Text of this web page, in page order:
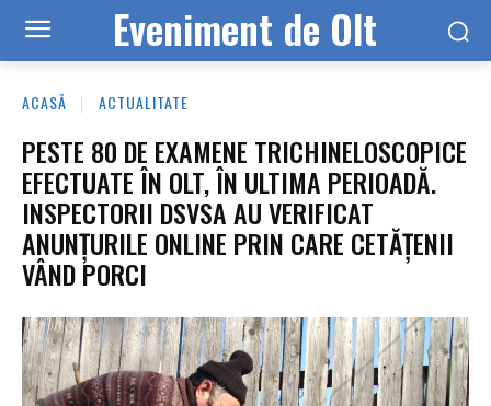
Eveniment de Olt
ACASĂ ACTUALITATE
PESTE 80 DE EXAMENE TRICHINELOSCOPICE
EFECTUATE ÎN OLT, ÎN ULTIMA PERIOADĂ.
INSPECTORII DSVSA AU VERIFICAT
ANUNȚURILE ONLINE PRIN CARE CETĂȚENII
VÂND PORCI